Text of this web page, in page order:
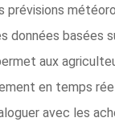
prévisions
données basées
aux
en temps
avec les